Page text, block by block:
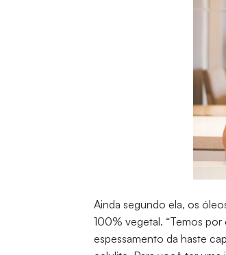
Ainda segundo ela, os
100% vegetal. “Temos
espessamento da haste